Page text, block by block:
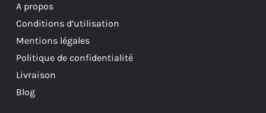
A propos
Conditions d’utilisation
Mentions légales
Politique de confidentialité
Livraison
Blog